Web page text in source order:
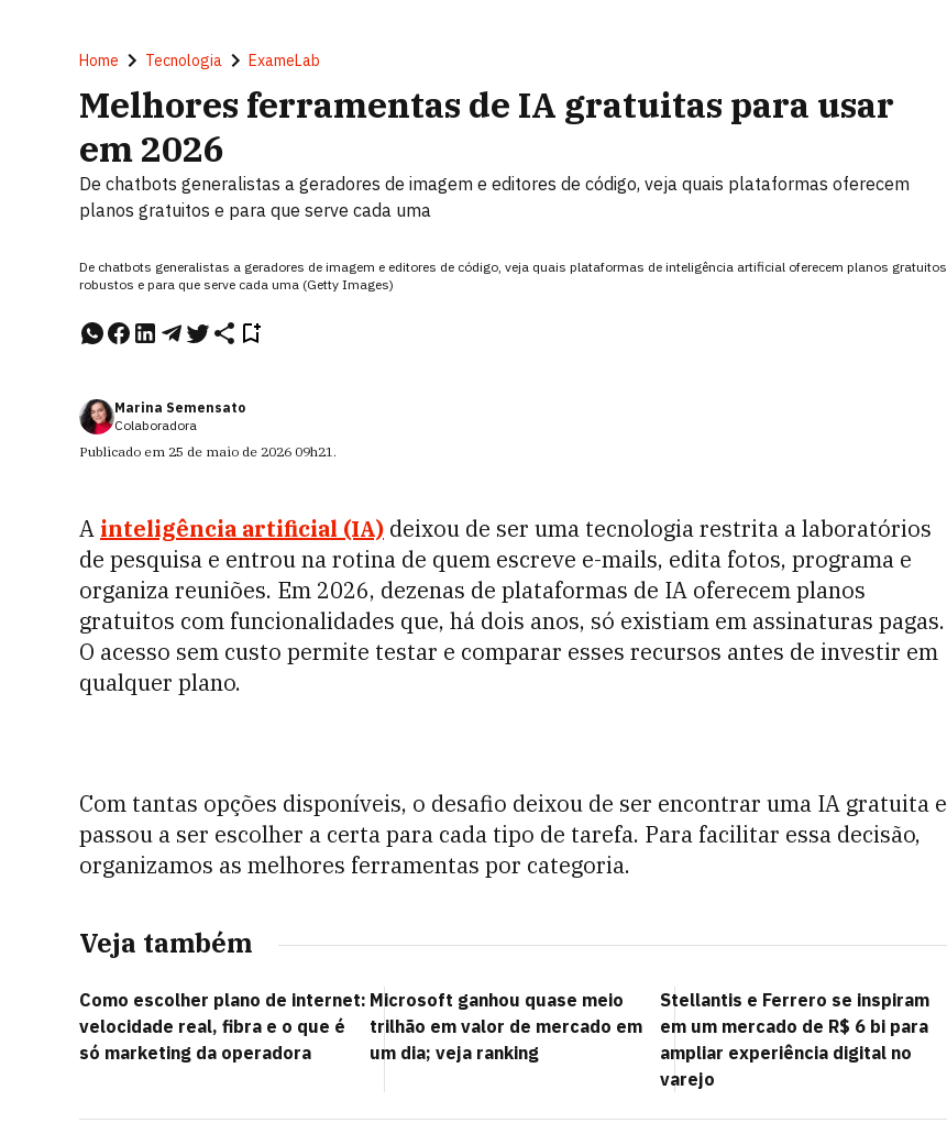
Home Tecnologia ExameLab
Melhores ferramentas de IA gratuitas para usar
em 2026
De chatbots generalistas a geradores de imagem e editores de código, veja quais plataformas oferecem
planos gratuitos e para que serve cada uma
De chatbots generalistas a geradores de imagem e editores de código, veja quais plataformas de inteligência artificial oferecem planos gratuitos
robustos e para que serve cada uma (Getty Images)
Marina Semensato
Colaboradora
Publicado em 25 de maio de 2026 09h21.
A inteligência artificial (IA) deixou de ser uma tecnologia restrita a laboratórios
de pesquisa e entrou na rotina de quem escreve e-mails, edita fotos, programa e
organiza reuniões. Em 2026, dezenas de plataformas de IA oferecem planos
gratuitos com funcionalidades que, há dois anos, só existiam em assinaturas pagas.
O acesso sem custo permite testar e comparar esses recursos antes de investir em
qualquer plano.
Com tantas opções disponíveis, o desafio deixou de ser encontrar uma IA gratuita e
passou a ser escolher a certa para cada tipo de tarefa. Para facilitar essa decisão,
organizamos as melhores ferramentas por categoria.
Veja também
Como escolher plano de internet:
velocidade real, fibra e o que é
só marketing da operadora
Microsoft ganhou quase meio
trilhão em valor de mercado em
um dia; veja ranking
Stellantis e Ferrero se inspiram
em um mercado de R$ 6 bi para
ampliar experiência digital no
varejo